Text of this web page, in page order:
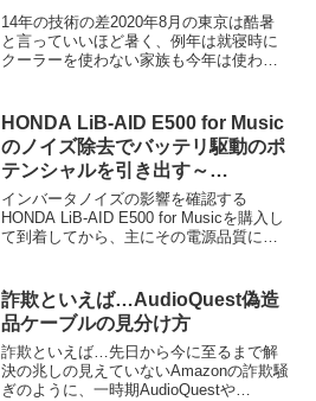
14年の技術の差2020年8月の東京は酷暑
と言っていいほど暑く、例年は就寝時に
クーラーを使わない家族も今年は使わな
らあるエアコンTOSHIBA RAS-
255G/RA...
HONDA LiB-AID E500 for Music
のノイズ除去でバッテリ駆動のポ
テンシャルを引き出す～
Greenwave Dirty Electricity
Filter～
インバータノイズの影響を確認する
HONDA LiB-AID E500 for Musicを購入し
て到着してから、主にその電源品質に関
続して試聴してみると、ノイズ...
詐欺といえば…AudioQuest偽造
品ケーブルの見分け方
詐欺といえば…先日から今に至るまで解
決の兆しの見えていないAmazonの詐欺騒
ぎのように、一時期AudioQuestや